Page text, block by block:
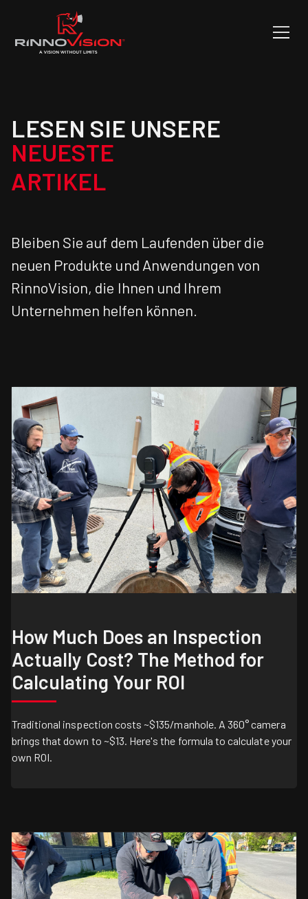
LESEN SIE UNSERE
NEUESTE
ARTIKEL
Bleiben Sie auf dem Laufenden über die
neuen Produkte und Anwendungen von
RinnoVision, die Ihnen und Ihrem
Unternehmen helfen können.
How Much Does an Inspection
Actually Cost? The Method for
Calculating Your ROI
Traditional inspection costs ~$135/manhole. A 360° camera
brings that down to ~$13. Here's the formula to calculate your
own ROI.